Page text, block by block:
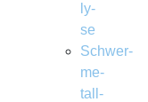
ly­
se
Schwer­
me­
tall­